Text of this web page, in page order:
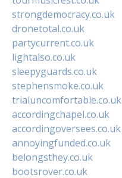
strongdemocracy.co.uk
dronetotal.co.uk
partycurrent.co.uk
lightalso.co.uk
sleepyguards.co.uk
stephensmoke.co.uk
trialuncomfortable.co.uk
accordingchapel.co.uk
accordingoversees.co.uk
annoyingfunded.co.uk
belongsthey.co.uk
bootsrover.co.uk